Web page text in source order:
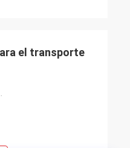
el transporte